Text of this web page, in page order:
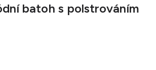
batoh s polstrováním